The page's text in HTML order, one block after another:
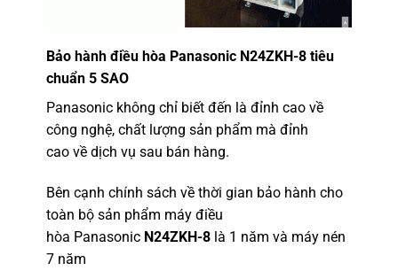
Bảo hành điều hòa Panasonic N24ZKH-8 tiêu
chuẩn 5 SAO
Panasonic không chỉ biết đến là đỉnh cao về
công nghệ, chất lượng sản phẩm mà đỉnh
cao về dịch vụ sau bán hàng.
Bên cạnh chính sách về thời gian bảo hành cho
toàn bộ sản phẩm máy điều
hòa Panasonic N24ZKH-8là 1 năm và máy nén
7 năm